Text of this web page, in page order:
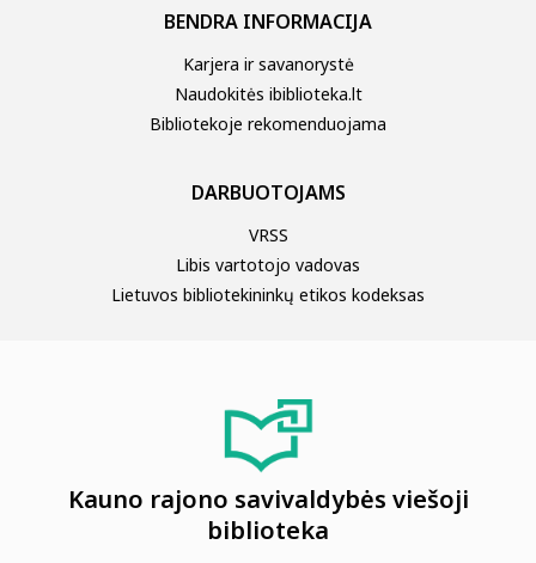
BENDRA INFORMACIJA
Karjera ir savanorystė
Naudokitės ibiblioteka.lt
Bibliotekoje rekomenduojama
DARBUOTOJAMS
VRSS
Libis vartotojo vadovas
Lietuvos bibliotekininkų etikos kodeksas
Kauno rajono savivaldybės viešoji
biblioteka